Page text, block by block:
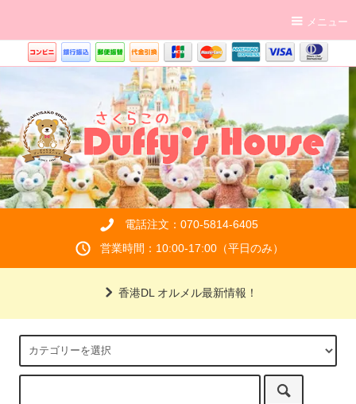
メニュー
電話注文：070-5814-6405
営業時間：10:00-17:00（平日のみ）
香港DL オルメル最新情報！